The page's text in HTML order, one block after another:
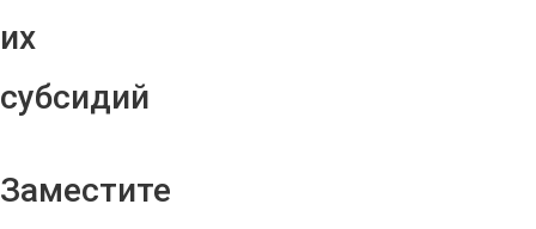
их
субсидий
Заместите